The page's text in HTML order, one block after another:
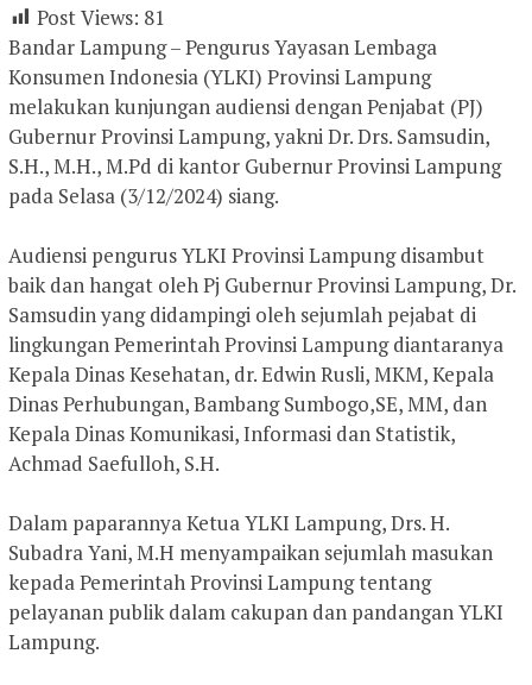
Post Views: 81
Bandar Lampung – Pengurus Yayasan Lembaga
Konsumen Indonesia (YLKI) Provinsi Lampung
melakukan kunjungan audiensi dengan Penjabat (PJ)
Gubernur Provinsi Lampung, yakni Dr. Drs. Samsudin,
S.H., M.H., M.Pd di kantor Gubernur Provinsi Lampung
pada Selasa (3/12/2024) siang.
Audiensi pengurus YLKI Provinsi Lampung disambut
baik dan hangat oleh Pj Gubernur Provinsi Lampung, Dr.
Samsudin yang didampingi oleh sejumlah pejabat di
lingkungan Pemerintah Provinsi Lampung diantaranya
Kepala Dinas Kesehatan, dr. Edwin Rusli, MKM, Kepala
Dinas Perhubungan, Bambang Sumbogo,SE, MM, dan
Kepala Dinas Komunikasi, Informasi dan Statistik,
Achmad Saefulloh, S.H.
Dalam paparannya Ketua YLKI Lampung, Drs. H.
Subadra Yani, M.H menyampaikan sejumlah masukan
kepada Pemerintah Provinsi Lampung tentang
pelayanan publik dalam cakupan dan pandangan YLKI
Lampung.